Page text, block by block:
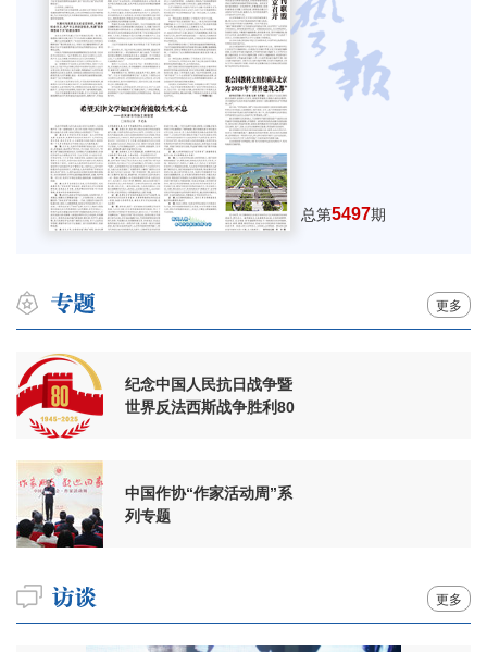
总第5497期
更多
纪念中国人民抗日战争暨
世界反法西斯战争胜利80
中国作协“作家活动周”系
列专题
更多